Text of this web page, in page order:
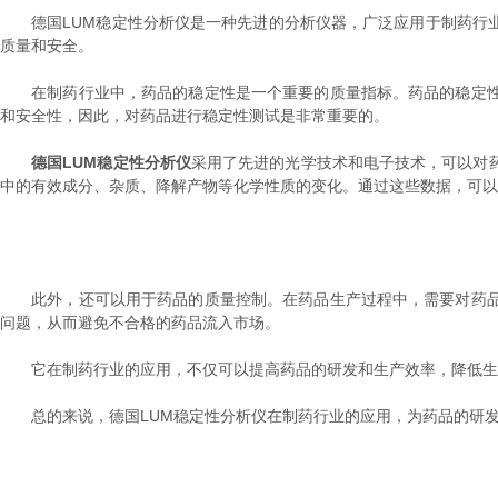
德国LUM稳定性分析仪是一种先进的分析仪器，广泛应用于制药行
质量和安全。
在制药行业中，药品的稳定性是一个重要的质量指标。药品的稳定
和安全性，因此，对药品进行稳定性测试是非常重要的。
德国LUM稳定性分析仪采用了先进的光学技术和电子技术，可以
中的有效成分、杂质、降解产物等化学性质的变化。通过这些数据，可
此外，还可以用于药品的质量控制。在药品生产过程中，需要对药
问题，从而避免不合格的药品流入市场。
它在制药行业的应用，不仅可以提高药品的研发和生产效率，降低
总的来说，德国LUM稳定性分析仪在制药行业的应用，为药品的研